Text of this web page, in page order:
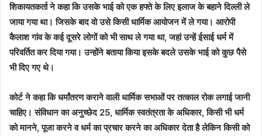
शिकायतकर्ता ने कहा कि उसके भाई को एक हफ्ते के लिए इलाज के बहाने दिल्ली ले
जाया गया था। जिसके बाद वो उसे किसी धार्मिक आयोजन में ले गया। आरोपी
कैलाश गांव के कई दूसरे लोगों को भी साथ ले गया था, जहां उन्हें ईसाई धर्म में
परिवर्तित कर दिया गया। उन्होंने बताया किया इसके बदले उसके भाई को कुछ पैसे
भी दिए गए थे।
कोर्ट ने कहा कि धर्मांतरण कराने वाली धार्मिक सभाओं पर तत्काल रोक लगाई जानी
चाहिए। संविधान का अनुच्छेद 25, धार्मिक स्वतंत्रता के अधिकार, किसी भी धर्म
को मानने, पूजा करने व धर्म का प्रचार करने का अधिकार देता है लेकिन किसी को